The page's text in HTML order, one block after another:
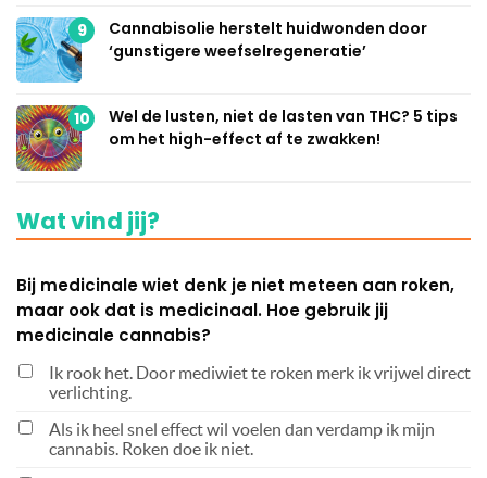
9
Cannabisolie herstelt huidwonden door
‘gunstigere weefselregeneratie’
10
Wel de lusten, niet de lasten van THC? 5 tips
om het high-effect af te zwakken!
Wat vind jij?
Bij medicinale wiet denk je niet meteen aan roken,
maar ook dat is medicinaal. Hoe gebruik jij
medicinale cannabis?
Ik rook het. Door mediwiet te roken merk ik vrijwel direct
verlichting.
Als ik heel snel effect wil voelen dan verdamp ik mijn
cannabis. Roken doe ik niet.